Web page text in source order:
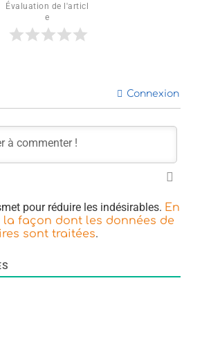
Évaluation de l'articl
e
Connexion
pour réduire les indésirables. En
façon dont les données de
sont traitées.